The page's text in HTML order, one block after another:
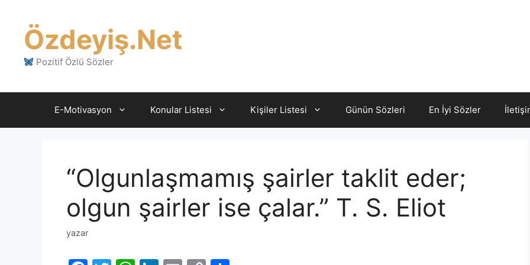
Özdeyiş.Net
Pozitif Özlü Sözler
E-Motivasyon Konular Listesi Kişiler Listesi Günün Sözleri En İyi Sözler
“Olgunlaşmamış şairler taklit eder;
olgun şairler ise çalar.” T. S. Eliot
yazar